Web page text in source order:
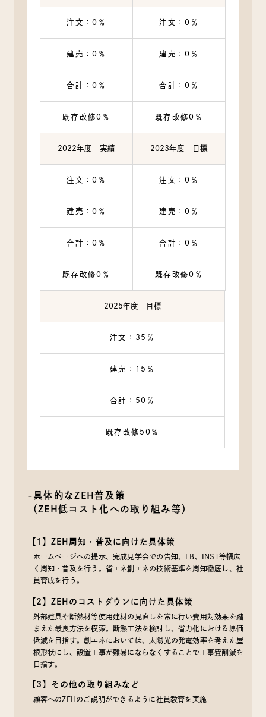
注文：0％ 注文：0％
建売：0％ 建売：0％
合計：0％ 合計：0％
既存改修0％ 既存改修0％
2022年度 実績 2023年度 目標
注文：0％ 注文：0％
建売：0％ 建売：0％
合計：0％ 合計：0％
既存改修0％ 既存改修0％
2025年度 目標
注文：35％
建売：15％
合計：50％
既存改修50％
-具体的なZEH普及策
（ZEH低コスト化への取り組み等）
【1】ZEH周知・普及に向けた具体策
ホームページへの提示、完成見学会での告知、FB、INST等幅広
く周知・普及を行う。省エネ創エネの技術基準を周知徹底し、社
員育成を行う。
【2】ZEHのコストダウンに向けた具体策
外部建具や断熱材等使用建材の見直しを常に行い費用対効果を踏
まえた最良方法を模索。断熱工法を検討し、省力化における原価
低減を目指す。創エネにおいては、太陽光の発電効率を考えた屋
根形状にし、設置工事が難易にならなくすることで工事費削減を
目指す。
【3】その他の取り組みなど
顧客へのZEHのご説明ができるように社員教育を実施